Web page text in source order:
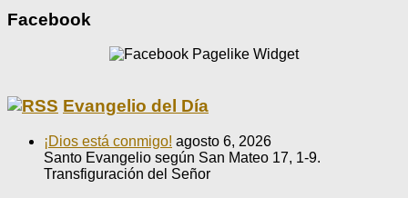
Facebook
Evangelio del Día
¡Dios está conmigo! agosto 6, 2026
Santo Evangelio según San Mateo 17, 1-9.
Transfiguración del Señor